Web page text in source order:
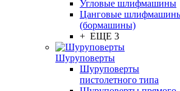
Угловые шлифмашины
Цанговые
(бормашины)
+ ЕЩЕ 3
Шуруповерты
Шуруповерты
пистолетного типа